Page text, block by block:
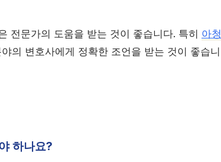
전문가의 도움을 받는 것이 좋습니다. 특히 아청
의 변호사에게 정확한 조언을 받는 것이 좋습니
하나요?